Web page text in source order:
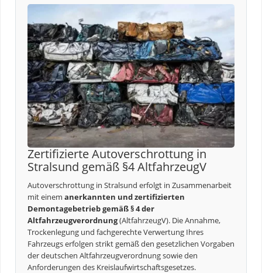
Zertifizierte Autoverschrottung in
Stralsund gemäß §4 AltfahrzeugV
Autoverschrottung in Stralsund erfolgt in Zusammenarbeit
mit einem anerkannten und zertifizierten
Demontagebetrieb gemäß § 4 der
Altfahrzeugverordnung(AltfahrzeugV). Die Annahme,
Trockenlegung und fachgerechte Verwertung Ihres
Fahrzeugs erfolgen strikt gemäß den gesetzlichen Vorgaben
der deutschen Altfahrzeugverordnung sowie den
Anforderungen des Kreislaufwirtschaftsgesetzes.